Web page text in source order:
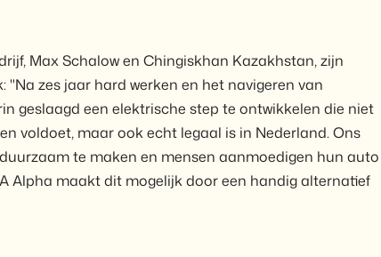
Max Schalow en Chingiskhan Kazakhstan, zijn
zes jaar hard werken en het navigeren van
geslaagd een elektrische step te ontwikkelen die niet
voldoet, maar ook echt legaal is in Nederland. Ons
te maken en mensen aanmoedigen hun auto
Alpha maakt dit mogelijk door een handig alternatief